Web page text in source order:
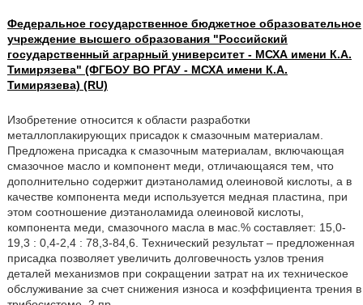
Федеральное государственное бюджетное образовательное
учреждение высшего образования "Российский
государственный аграрный университет - МСХА имени К.А.
Тимирязева" (ФГБОУ ВО РГАУ - МСХА имени К.А.
Тимирязева) (RU)
Изобретение относится к области разработки
металлоплакирующих присадок к смазочным материалам.
Предложена присадка к смазочным материалам, включающая
смазочное масло и компонент меди, отличающаяся тем, что
дополнительно содержит диэтаноламид олеиновой кислоты, а в
качестве компонента меди используется медная пластина, при
этом соотношение диэтаноламида олеиновой кислоты,
компонента меди, смазочного масла в мас.% составляет: 15,0-
19,3 : 0,4-2,4 : 78,3-84,6. Технический результат – предложенная
присадка позволяет увеличить долговечность узлов трения
деталей механизмов при сокращении затрат на их техническое
обслуживание за счет снижения износа и коэффициента трения в